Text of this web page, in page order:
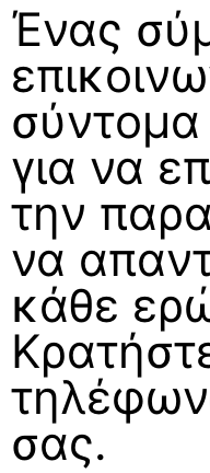
Ένας
σύντομα
για να
την
να
κάθε
σας.